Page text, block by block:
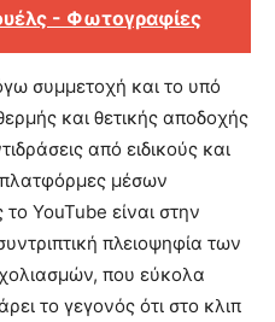
- Φωτογραφίες
συμμετοχή και το υπό
και θετικής αποδοχής
από ειδικούς και
μέσων
YouTube είναι στην
πλειοψηφία των
που εύκολα
το γεγονός ότι στο κλιπ